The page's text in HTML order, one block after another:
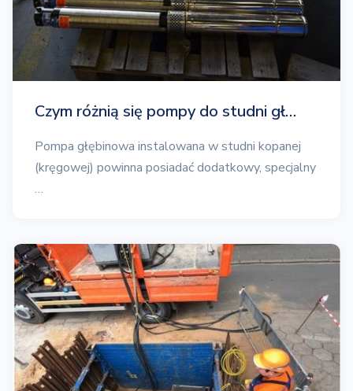
Czym różnią się pompy do studni gł…
Pompa głębinowa instalowana w studni kopanej
(kręgowej) powinna posiadać dodatkowy, specjalny
…